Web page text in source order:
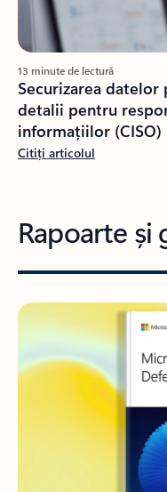
13 minute de lectură
Securizarea
detalii pentru
informațiilor (CISO)
Citiți articolul
Rapoarte și